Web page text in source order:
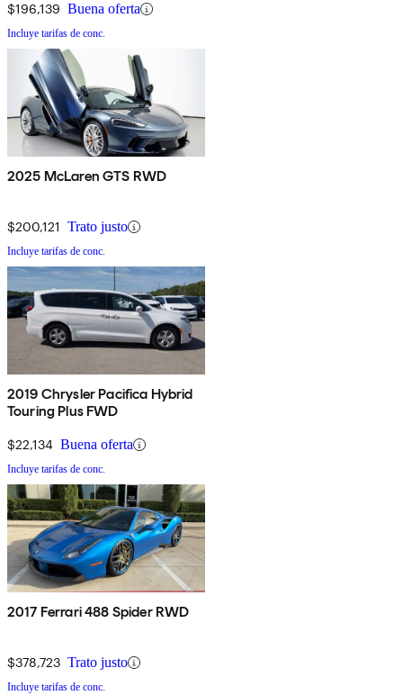
$196,139 Buena oferta
Incluye tarifas de conc.
2025 McLaren GTS RWD
$200,121 Trato justo
Incluye tarifas de conc.
2019 Chrysler Pacifica Hybrid
Touring Plus FWD
$22,134 Buena oferta
Incluye tarifas de conc.
2017 Ferrari 488 Spider RWD
$378,723 Trato justo
Incluye tarifas de conc.